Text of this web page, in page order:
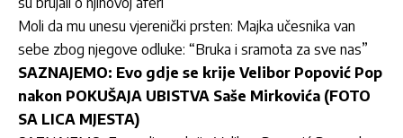
Moli da mu unesu vjerenički prsten: Majka učesnika van
sebe zbog njegove odluke: “Bruka i sramota za sve nas”
SAZNAJEMO: Evo gdje se krije Velibor Popović Pop
nakon POKUŠAJA UBISTVA Saše Mirkovića (FOTO
SA LICA MJESTA)